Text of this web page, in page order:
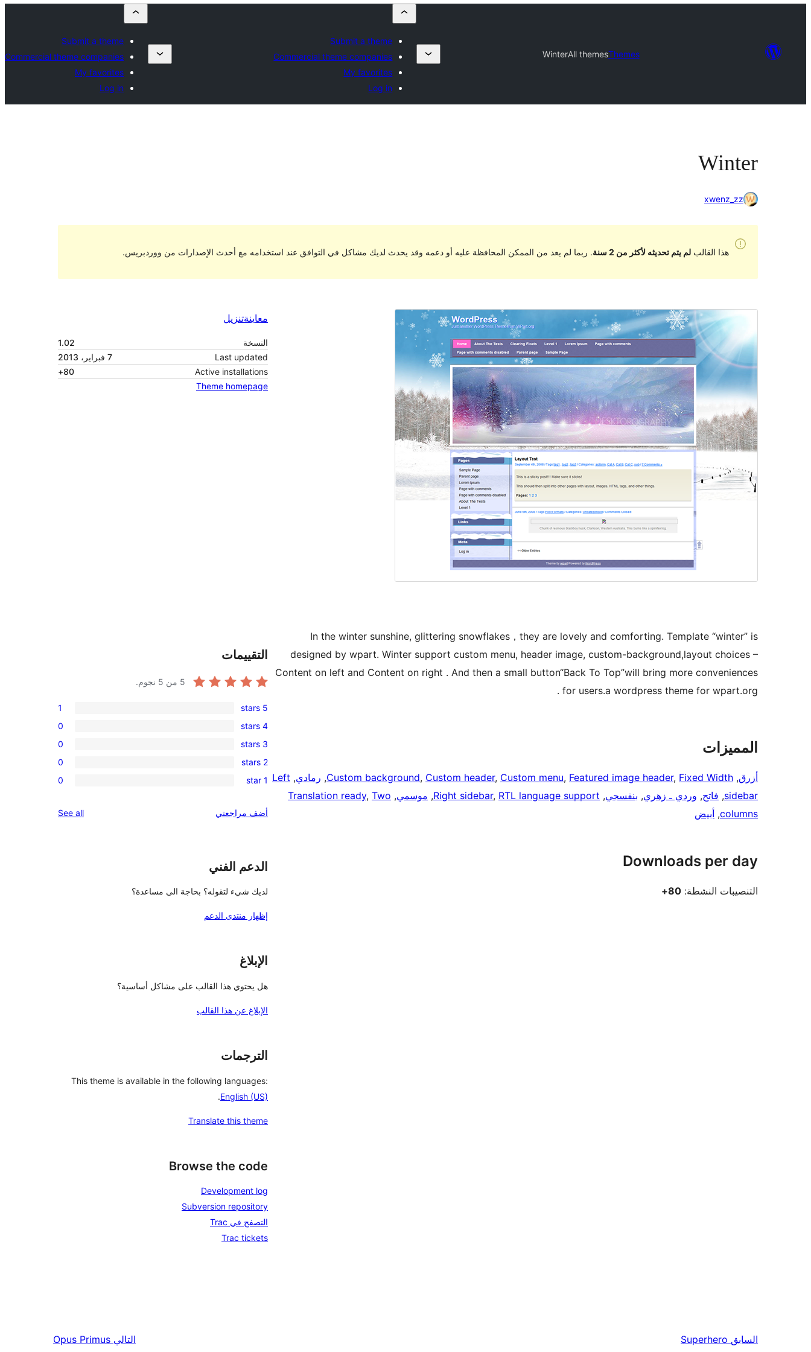
Themes
All themes
Winter
Submit a theme
Commercial theme companies
My favorites
Log in
Submit a theme
Commercial theme companies
My favorites
Log in
Winter
xwenz_zz
هذا القالبلم يتم تحديثه لأكثر من 2 سنة . ربما لم يعد من الممكن المحافظة عليه أو دعمه وقد يحدث لديك مشاكل في التوافق عند استخدامه مع أحدث الإصدارات من ووردبريس.
معاينةتنزيل
النسخة
1.02
Last updated
7 فبراير، 2013
Active installations
80+
Theme homepage
In the winter sunshine, glittering snowflakes，they are lovely and comforting. Template “winter” is
designed by wpart. Winter support custom menu, header image, custom-background,layout choices –
Content on left and Content on right . And then a small button“Back To Top”will bring more conveniences
for users.a wordpress theme for wpart.org .
المميزات
أزرق,
Custom background, Custom header, Custom menu, Featured image header, Fixed Width
, رمادي,
Left
sidebar
, فاتح, وردي ـ زهري, بنفسجي,
Right sidebar, RTL language support
, موسمي,
Translation ready, Two
columns
, أبيض
Downloads per day
التنصيبات النشطة: 80+
التقييمات
5 من 5 نجوم.
1
5-
star
review
5 stars
1
0
4-
star
reviews
4 stars
0
0
3-
star
3 stars
0
0
reviews
2 stars
0
0
star
1 star
0
أضف مراجعتي See all
الدعم الفني
لديك شيء لتقوله؟ بحاجة الى مساعدة؟
إظهار منتدى الدعم
الإبلاغ
هل يحتوي هذا القالب على مشاكل أساسية؟
الإبلاغ عن هذا القالب
الترجمات
This theme is available in the following languages:
English (US)
.
Translate this theme
Browse the code
Development log
Subversion repository
التصفح في Trac
Trac tickets
السابق Superhero التالي Opus Primus